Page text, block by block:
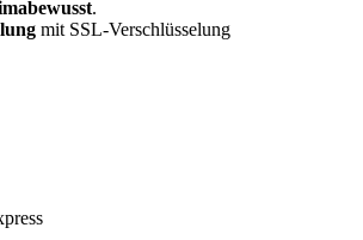
.
mit SSL-Verschlüsselung